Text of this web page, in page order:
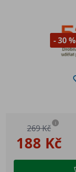
- 30 %
188 Kč
269 Kč i